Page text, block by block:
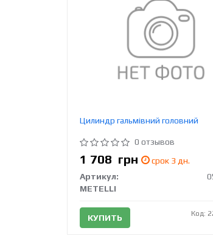
Цилиндр гальмівний головний
0 отзывов
1 708 грн
срок 3 дн.
Артикул:
METELLI
КУПИТЬ Код: